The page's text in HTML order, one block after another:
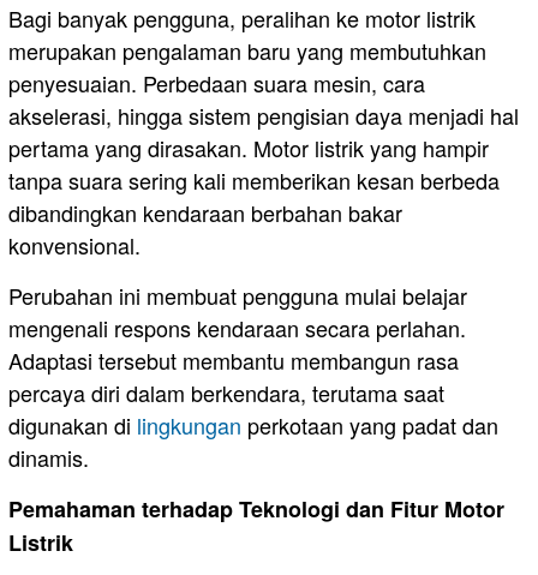
Bagi banyak pengguna, peralihan ke motor listrik
merupakan pengalaman baru yang membutuhkan
penyesuaian. Perbedaan suara mesin, cara
akselerasi, hingga sistem pengisian daya menjadi hal
pertama yang dirasakan. Motor listrik yang hampir
tanpa suara sering kali memberikan kesan berbeda
dibandingkan kendaraan berbahan bakar
konvensional.
Perubahan ini membuat pengguna mulai belajar
mengenali respons kendaraan secara perlahan.
Adaptasi tersebut membantu membangun rasa
percaya diri dalam berkendara, terutama saat
digunakan di lingkungan perkotaan yang padat dan
dinamis.
Pemahaman terhadap Teknologi dan Fitur Motor
Listrik